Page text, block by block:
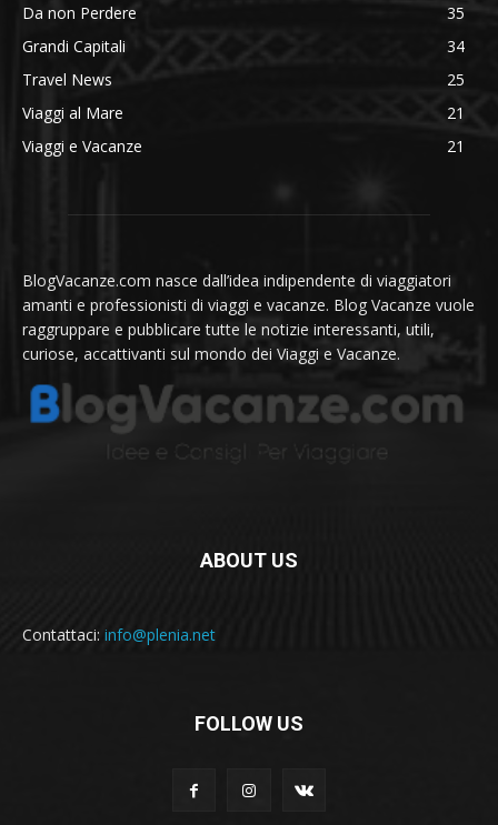
Da non Perdere
35
Grandi Capitali
34
Travel News
25
Viaggi al Mare
21
Viaggi e Vacanze
21
BlogVacanze.com nasce dall’idea indipendente di viaggiatori
amanti e professionisti di viaggi e vacanze. Blog Vacanze vuole
raggruppare e pubblicare tutte le notizie interessanti, utili,
curiose, accattivanti sul mondo dei Viaggi e Vacanze.
ABOUT US
Contattaci: info@plenia.net
FOLLOW US